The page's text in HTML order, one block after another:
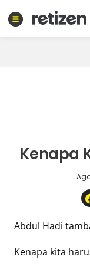
Kenapa
Abdul Hadi
Kenapa kita
Sejarah
Sastra
Wisata